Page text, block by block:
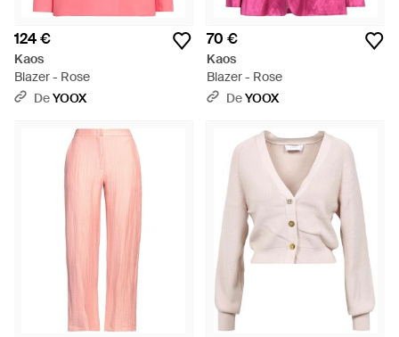
124 €
Kaos
Blazer - Rose
DeYOOX
70 €
Kaos
Blazer - Rose
DeYOOX